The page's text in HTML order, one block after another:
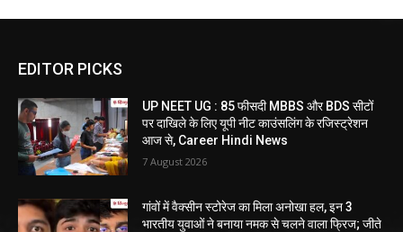
EDITOR PICKS
UP NEET UG : 85 फीसदी MBBS और BDS सीटों
पर दाखिले के लिए यूपी नीट काउंसलिंग के रजिस्ट्रेशन
आज से, Career Hindi News
7 August 2026
गांवों में वैक्सीन स्टोरेज का मिला अनोखा हल, इन 3
भारतीय युवाओं ने बनाया नमक से चलने वाला फ्रिज; जीते